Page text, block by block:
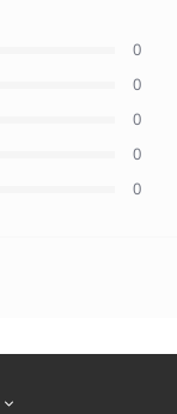
0
0
0
0
0